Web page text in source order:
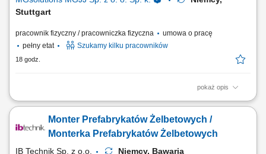
Stuttgart
pracownik fizyczny / pracowniczka fizyczna
umowa o pracę
pełny etat
Szukamy kilku pracowników
18 godz.
pokaż opis
Zakres obowiązków: Wykonywanie prostych prac produkcyjnych przy
produkcyjnych; Pakowanie oraz etykietowanie napojów; Kontrola
jakości produktów; Realizacja bieżących prac pomocniczych na terenie
Monter Prefabrykatów Żelbetowych /
Monterka Prefabrykatów Żelbetowych
IB Technik Sp. z o.o. Niemcy, Bawaria